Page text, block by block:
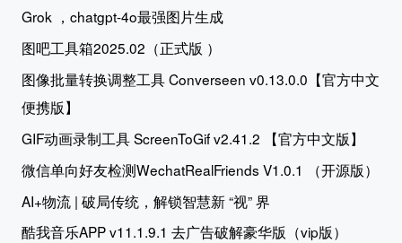
Grok ，chatgpt-4o最强图片生成
图吧工具箱2025.02（正式版 ）
图像批量转换调整工具 Converseen v0.13.0.0【官方中文
便携版】
GIF动画录制工具 ScreenToGif v2.41.2 【官方中文版】
微信单向好友检测WechatRealFriends V1.0.1 （开源版）
AI+物流 | 破局传统，解锁智慧新 “视” 界
酷我音乐APP v11.1.9.1 去广告破解豪华版（vip版）